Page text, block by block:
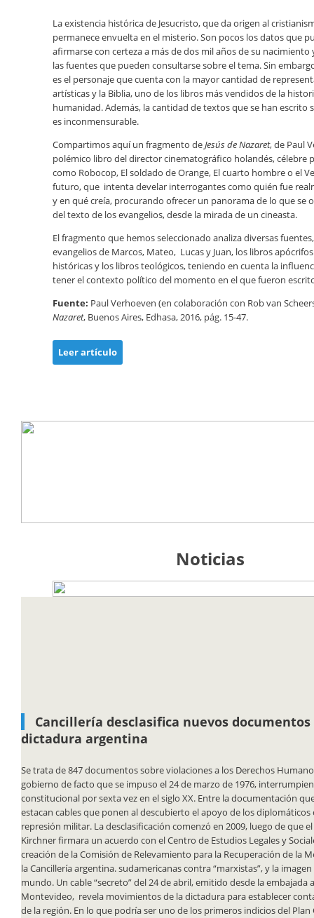
La existencia histórica de Jesucristo, que da origen al
permanece envuelta en el misterio. Son pocos los datos que
afirmarse con certeza a más de dos mil años de su nacimiento
las fuentes que pueden consultarse sobre el tema. Sin
es el personaje que cuenta con la mayor cantidad de
artísticas y la Biblia, uno de los libros más vendidos de la
humanidad. Además, la cantidad de textos que se han escrito
es inconmensurable.
Compartimos aquí un fragmento deJesús de Nazaret, de Paul
polémico libro del director cinematográfico holandés, célebre
como Robocop, El soldado de Orange, El cuarto hombre o el
futuro, que intenta develar interrogantes como quién fue
y en qué creía, procurando ofrecer un panorama de lo que se
del texto de los evangelios, desde la mirada de un cineasta.
El fragmento que hemos seleccionado analiza diversas
evangelios de Marcos, Mateo, Lucas y Juan, los libros
históricas y los libros teológicos, teniendo en cuenta la
tener el contexto político del momento en el que fueron
Fuente: Paul Verhoeven (en colaboración con Rob van
Nazaret, Buenos Aires, Edhasa, 2016, pág. 15-47.
Leer artículo
Noticias
Cancillería desclasifica nuevos
dictadura argentina
Se trata de 847 documentos sobre violaciones a los Derechos
gobierno de facto que se impuso el 24 de marzo de 1976,
constitucional por sexta vez en el siglo XX. Entre la documentación
estacan cables que ponen al descubierto el apoyo de los diplomáticos
represión militar. La desclasificación comenzó en 2009, luego de que
Kirchner firmara un acuerdo con el Centro de Estudios Legales y
creación de la Comisión de Relevamiento para la Recuperación de la
la Cancillería argentina. sudamericanas contra “marxistas”, y la
mundo. Un cable “secreto” del 24 de abril, emitido desde la embajada
Montevideo, revela movimientos de la dictadura para establecer
de la región. En lo que podría ser uno de los primeros indicios del Plan